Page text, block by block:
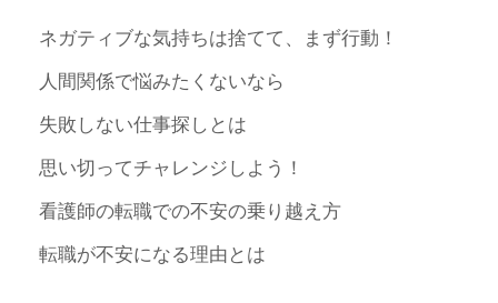
ネガティブな気持ちは捨てて、まず行動！
人間関係で悩みたくないなら
失敗しない仕事探しとは
思い切ってチャレンジしよう！
看護師の転職での不安の乗り越え方
転職が不安になる理由とは